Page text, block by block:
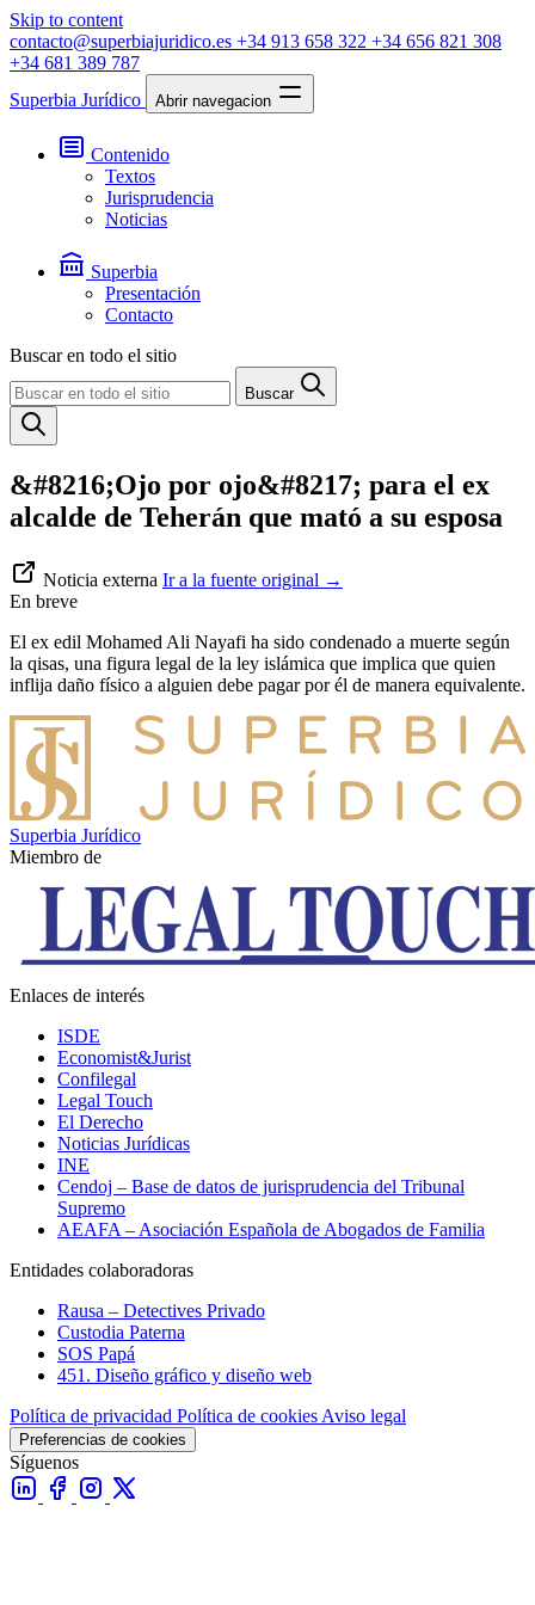
Skip to content
contacto@superbiajuridico.es +34 913 658 322 +34 656 821 308
+34 681 389 787
Superbia Jurídico
Abrir navegacion
Contenido
Textos
Jurisprudencia
Noticias
Superbia
Presentación
Contacto
Buscar en todo el sitio
Buscar
&#8216;Ojo por ojo&#8217; para el ex
alcalde de Teherán que mató a su esposa
Noticia externa Ir a la fuente original →
En breve
El ex edil Mohamed Ali Nayafi ha sido condenado a muerte según
la qisas, una figura legal de la ley islámica que implica que quien
inflija daño físico a alguien debe pagar por él de manera equivalente.
Superbia Jurídico
Miembro de
Enlaces de interés
ISDE
Economist&Jurist
Confilegal
Legal Touch
El Derecho
Noticias Jurídicas
INE
Cendoj – Base de datos de jurisprudencia del Tribunal
Supremo
AEAFA – Asociación Española de Abogados de Familia
Entidades colaboradoras
Rausa – Detectives Privado
Custodia Paterna
SOS Papá
451. Diseño gráfico y diseño web
Política de privacidad Política de cookies Aviso legal
Preferencias de cookies
Síguenos